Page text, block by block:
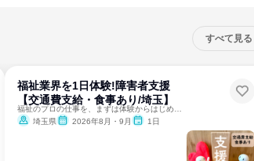
すべて見る
福祉業界を1日体験!障害者支援
【交通費支給・食事あり/埼玉】
埼玉県
2026年8月・9月 1日